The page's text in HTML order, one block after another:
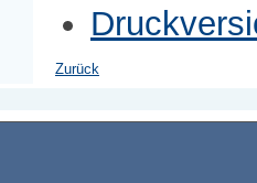
Zurück